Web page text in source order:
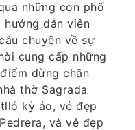
những con phố
hướng dẫn viên
chuyện về sự
cung cấp những
dừng chân
thờ Sagrada
kỳ ảo, vẻ đẹp
và vẻ đẹp